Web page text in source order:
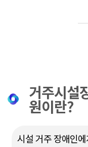
거주시설
원이란?
시설 거주 장애인